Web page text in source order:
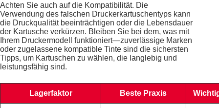
Achten Sie auch auf die Kompatibilität. Die
Verwendung des falschen Druckerkartuschentyps kann
die Druckqualität beeinträchtigen oder die Lebensdauer
der Kartusche verkürzen. Bleiben Sie bei dem, was mit
Ihrem Druckermodell funktioniert—zuverlässige Marken
oder zugelassene kompatible Tinte sind die sichersten
Tipps, um Kartuschen zu wählen, die langlebig und
leistungsfähig sind.
Lagerfaktor Beste Praxis